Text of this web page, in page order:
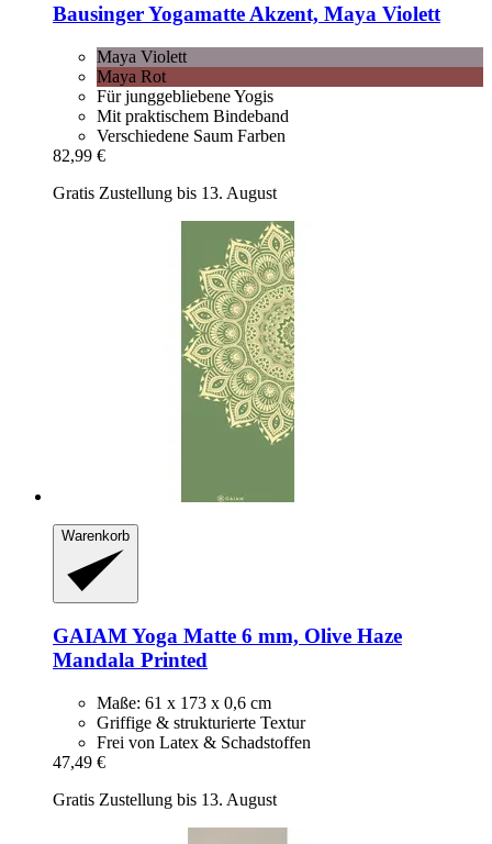
BausingerYogamatte Akzent, Maya Violett
Maya Violett
Maya Rot
Für junggebliebene Yogis
Mit praktischem Bindeband
Verschiedene Saum Farben
82,99 €
Gratis Zustellung bis 13. August
Warenkorb
GAIAMYoga Matte 6 mm, Olive Haze
Mandala Printed
Maße: 61 x 173 x 0,6 cm
Griffige & strukturierte Textur
Frei von Latex & Schadstoffen
47,49 €
Gratis Zustellung bis 13. August